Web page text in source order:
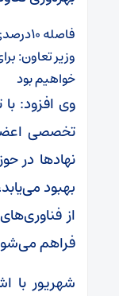
فاصله ۱۰درصدی اشتغال تعاونی ها با سند توسعه
وزیر تعاون:
خواهیم بود
وی افزود:
تخصصی
نهادها در
بهبود
از
فراهم
شهریور با